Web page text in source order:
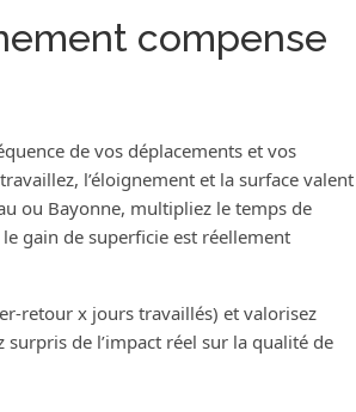
compense
de vos déplacements et vos
l’éloignement et la surface valent
ou Bayonne, multipliez le temps de
gain de superficie est réellement
retour x jours travaillés) et valorisez
de l’impact réel sur la qualité de